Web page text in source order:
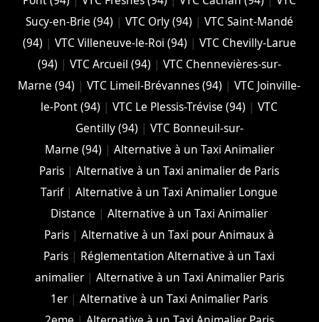
Sucy-en-Brie (94) | VTC Orly (94) | VTC Saint-Mandé
(94) | VTC Villeneuve-le-Roi (94) | VTC Chevilly-Larue
(94) | VTC Arcueil (94) | VTC Chennevières-sur-
Marne (94) |VTC Limeil-Brévannes (94) |VTC Joinville-
le-Pont (94) |VTC Le Plessis-Trévise (94) |VTC
Gentilly (94) | VTC Bonneuil-sur-
Marne (94) | Alternative à un Taxi Animalier
Paris |Alternative à un Taxi animalier de Paris
Tarif|Alternative à un Taxi Animalier Longue
Distance |Alternative à un Taxi Animalier
Paris |Alternative à un Taxi pour Animaux à
Paris | Réglementation Alternative à un Taxi
animalier| Alternative à un Taxi Animalier Paris
1er |Alternative à un Taxi Animalier Paris